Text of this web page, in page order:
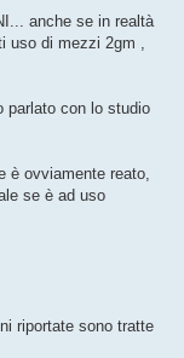
anche se in realtà
di mezzi 2gm ,
parlato con lo studio
è ovviamente reato,
se è ad uso
riportate sono tratte